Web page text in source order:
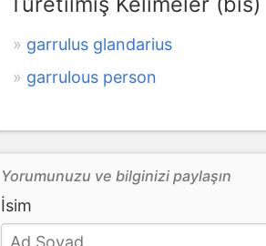
garrulus glandarius
garrulous person
Yorumunuzu ve bilginizi paylaşın
İsim